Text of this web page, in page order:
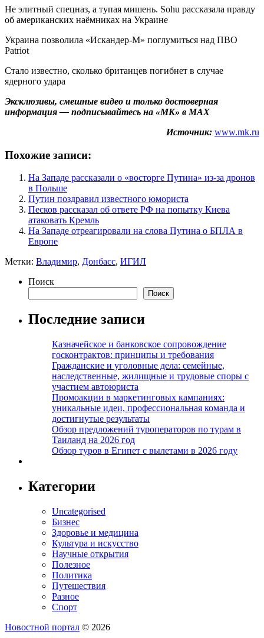
Не элитный спецназ, а тупая мишень. Sohu рассказала правду
об американских наёмниках на Украине
Украина позволила «Искандер-М» поглумиться над ПВО
Patriot
Стало известно, сколько британцев погибнет в случае
ядерного удара
Эксклюзивы, смешные видео и только достоверная
информация — подписывайтесь на «МК» в MAX
Источник: www.mk.ru
Похожие записи:
На Западе рассказали о «восторге Путина» из-за дронов
в Польше
Путин поздравил известного юмориста
Песков рассказал об ответе РФ на попытку Киева
атаковать Кремль
На Западе отреагировали на слова Путина о БПЛА в
Европе
Метки: Владимир, Донбасс, ИГИЛ
Поиск
Поиск
Последние записи
Казначейское и банковское сопровождение
госконтрактов: принципы и требования
Гражданские и уголовные дела: семейные,
наследственные, жилищные и трудовые споры с
участием автоюриста
Промоакции в маркетинговых кампаниях:
уникальные идеи, профессиональная команда и
достигнутые результаты
Обзор предложений туроператоров по турам в
Таиланд на 2026 год
Обзор туров в Египет с вылетами в 2026 году
Категории
Uncategorised
Бизнес
Здоровье и медицина
Культура и искусство
Научные открытия
Полезное
Политика
Путешествия
Разное
Спорт
Новостной портал © 2026